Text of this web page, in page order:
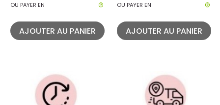
OU PAYER EN
AJOUTER AU PANIER
OU PAYER EN
AJOUTER AU PANIER